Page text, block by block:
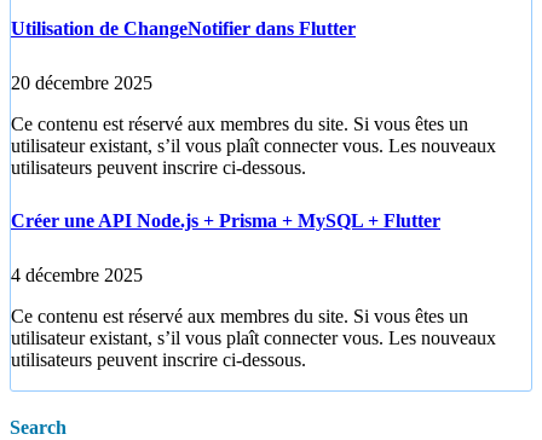
Utilisation de ChangeNotifier dans Flutter
20 décembre 2025
Ce contenu est réservé aux membres du site. Si vous êtes un
utilisateur existant, s’il vous plaît connecter vous. Les nouveaux
utilisateurs peuvent inscrire ci-dessous.
Créer une API Node.js + Prisma + MySQL + Flutter
4 décembre 2025
Ce contenu est réservé aux membres du site. Si vous êtes un
utilisateur existant, s’il vous plaît connecter vous. Les nouveaux
utilisateurs peuvent inscrire ci-dessous.
Search